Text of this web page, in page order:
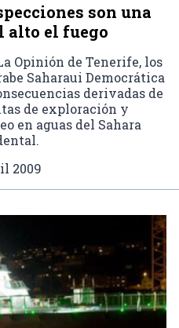
son una
alto el fuego
Opinión de Tenerife, los
Saharaui Democrática
derivadas de
de exploración y
en aguas del Sahara
2009